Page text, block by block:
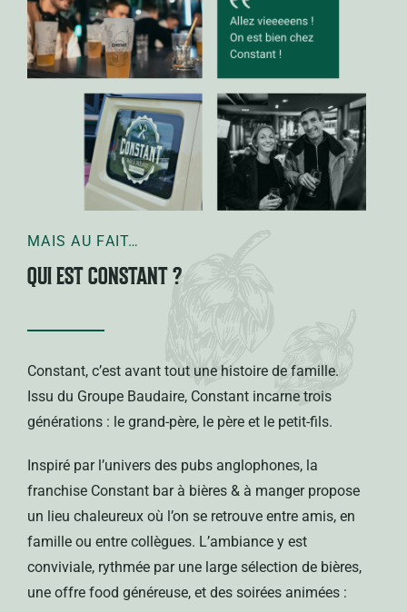
MAIS AU FAIT…
QUI EST CONSTANT ?
Constant, c’est avant tout une histoire de famille.
Issu du Groupe Baudaire, Constant incarne trois
générations : le grand-père, le père et le petit-fils.
Inspiré par l’univers des pubs anglophones, la
franchise Constant bar à bières & à manger propose
un lieu chaleureux où l’on se retrouve entre amis, en
famille ou entre collègues. L’ambiance y est
conviviale, rythmée par une large sélection de bières,
une offre food généreuse, et des soirées animées :